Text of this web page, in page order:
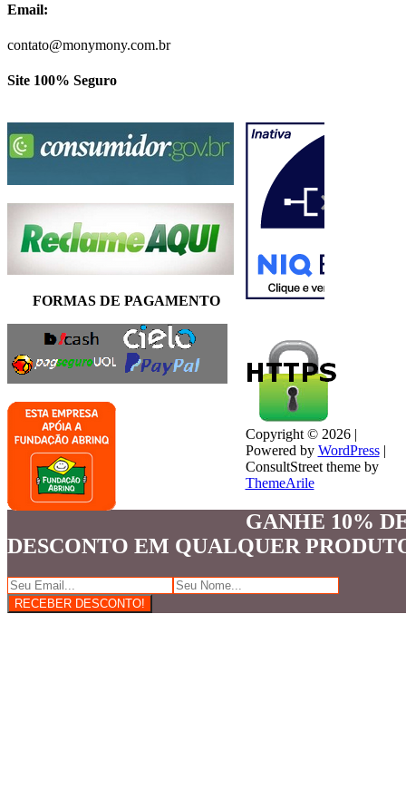
Email:
contato@monymony.com.br
Site 100% Seguro
FORMAS DE PAGAMENTO
Copyright © 2026 |
Powered by WordPress |
ConsultStreet theme by
ThemeArile
GANHE 10%
DESCONTO EM QUALQUER